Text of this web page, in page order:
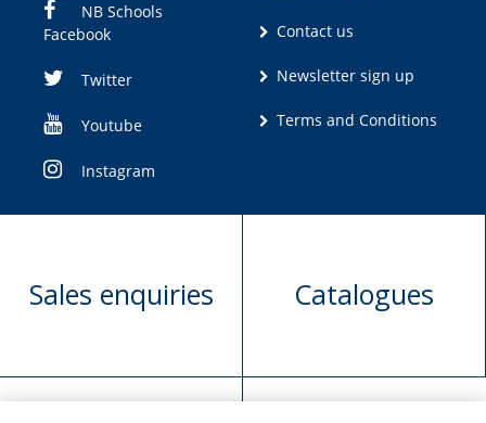
NB Schools
Facebook
Twitter
Youtube
Instagram
Contact us
Newsletter sign up
Terms and Conditions
Sales enquiries Catalogues